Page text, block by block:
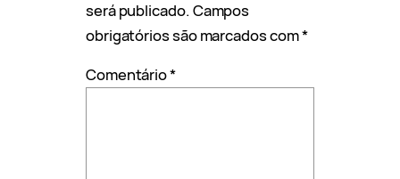
será publicado. Campos
obrigatórios são marcados com*
Comentário*